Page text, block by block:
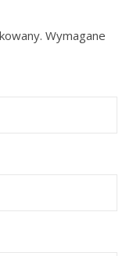
Wymagane